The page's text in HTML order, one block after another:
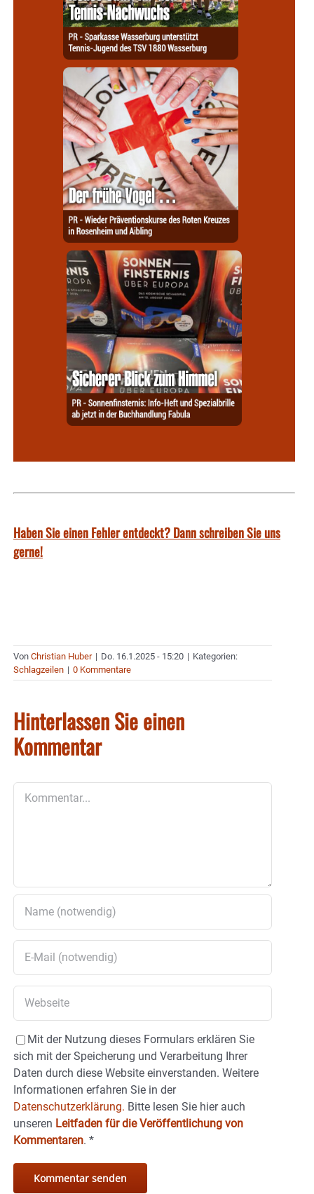
Haben Sie einen Fehler entdeckt? Dann schreiben Sie uns
gerne!
Von Christian Huber | Do. 16.1.2025 - 15:20 | Kategorien:
Schlagzeilen | 0 Kommentare
Hinterlassen Sie einen
Kommentar
Mit der Nutzung dieses Formulars erklären Sie
sich mit der Speicherung und Verarbeitung Ihrer
Daten durch diese Website einverstanden. Weitere
Informationen erfahren Sie in der
Datenschutzerklärung. Bitte lesen Sie hier auch
unseren Leitfaden für die Veröffentlichung von
Kommentaren. *